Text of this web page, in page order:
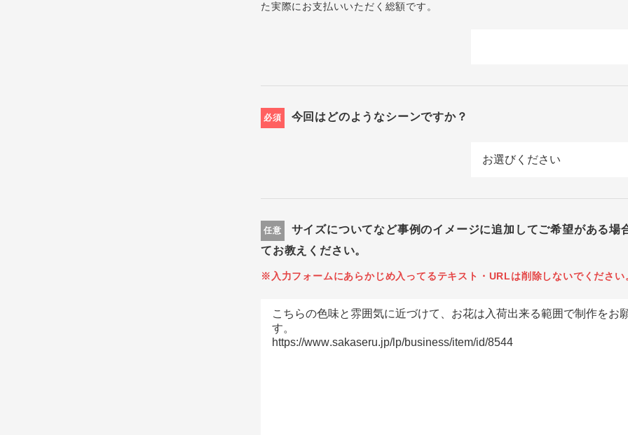
た実際にお支払いいただく総額です。
必須 今回はどのようなシーンですか？
任意
サイズについてなど事例のイメージに追加してご希望がある場
てお教えください。
※入力フォームにあらかじめ入ってるテキスト・URLは削除しないでください